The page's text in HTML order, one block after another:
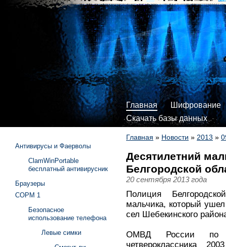
Главная
Шифрование
Скачать базы данных
Главная » Новости » 2013 »
Десятилетний
Белгородской
20 сентября 2013 года
Полиция
мальчика, который
сел Шебекинского
ОМВД России по
четвероклассника
Антивирусы и Фаерволы
ClamWinPortable
бесплатный антивирусник
Браузеры
СОРМ 1
Безопасное
использование телефона
Левые симки